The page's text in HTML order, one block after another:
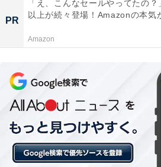
PR
「え、こんなセールやってたの
以上が続々登場！Amazonの本気
Amazon